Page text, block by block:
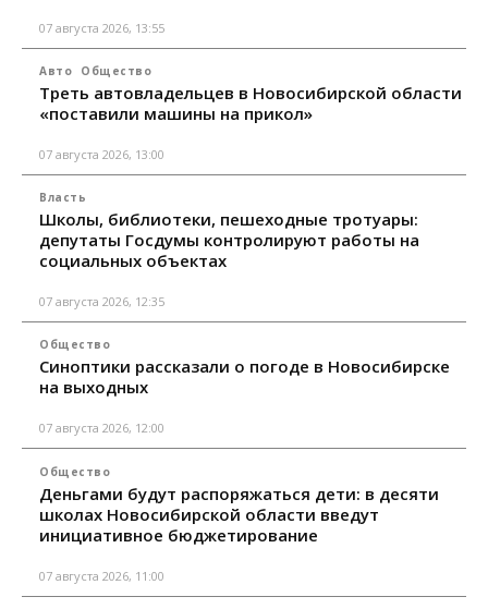
07 августа 2026, 13:55
Авто Общество
Треть автовладельцев в Новосибирской области
«поставили машины на прикол»
07 августа 2026, 13:00
Власть
Школы, библиотеки, пешеходные тротуары:
депутаты Госдумы контролируют работы на
социальных объектах
07 августа 2026, 12:35
Общество
Синоптики рассказали о погоде в Новосибирске
на выходных
07 августа 2026, 12:00
Общество
Деньгами будут распоряжаться дети: в десяти
школах Новосибирской области введут
инициативное бюджетирование
07 августа 2026, 11:00